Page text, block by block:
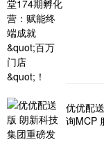
优优配
询MCP